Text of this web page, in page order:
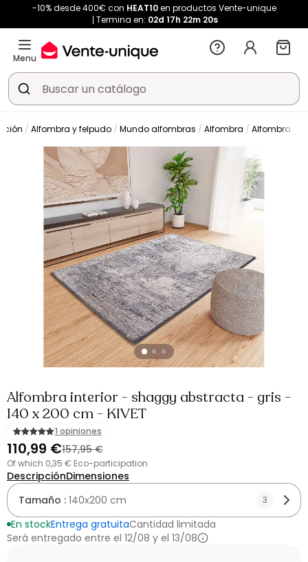
-10% desde 400€ con HEAT10en productos Vente-unique
Termina en: 02d 17h 22m 20s
Menu
Alfombra y felpudo Mundo alfombras Alfombra Alfombra de
Alfombra interior - shaggy abstracta - gris -
140 x 200 cm - KIVET
1 opiniones
110,99 €157,95 €
of which 0,35 € Eco-participation
DescripciónDimensiones
Tamaño : 140x200 cm 3
En stockEntrega gratuitaCantidad limitada
Será entregado entre el 12/08 y el 13/08